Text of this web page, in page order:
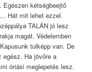
Egészen kétségbeejtő
Hát mit lehet ezzel
TALÁN jó lesz
magát. Védelemben
tulképp van. De
egész. Ha jövőre a
óriási meglepetés lesz.